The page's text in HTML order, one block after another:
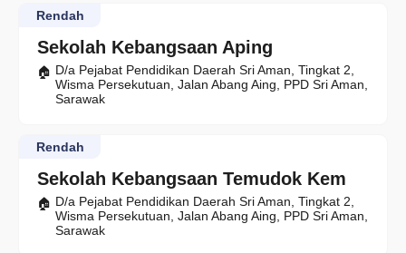
Sekolah Kebangsaan Aping
Rendah
D/a Pejabat Pendidikan Daerah Sri Aman, Tingkat 2,
Wisma Persekutuan, Jalan Abang Aing, PPD Sri Aman,
Sarawak
Sekolah Kebangsaan Temudok Kem
Rendah
D/a Pejabat Pendidikan Daerah Sri Aman, Tingkat 2,
Wisma Persekutuan, Jalan Abang Aing, PPD Sri Aman,
Sarawak